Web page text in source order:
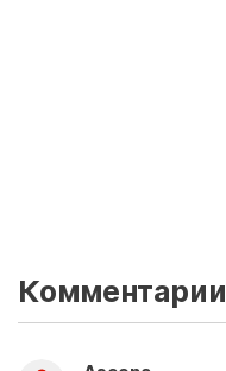
Комментарии